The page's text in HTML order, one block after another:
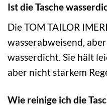
Ist die Tasche
Die TOM TAILOR
wasserabweisend,
wasserdicht. Sie hält
aber nicht starkem
Wie reinige ich die